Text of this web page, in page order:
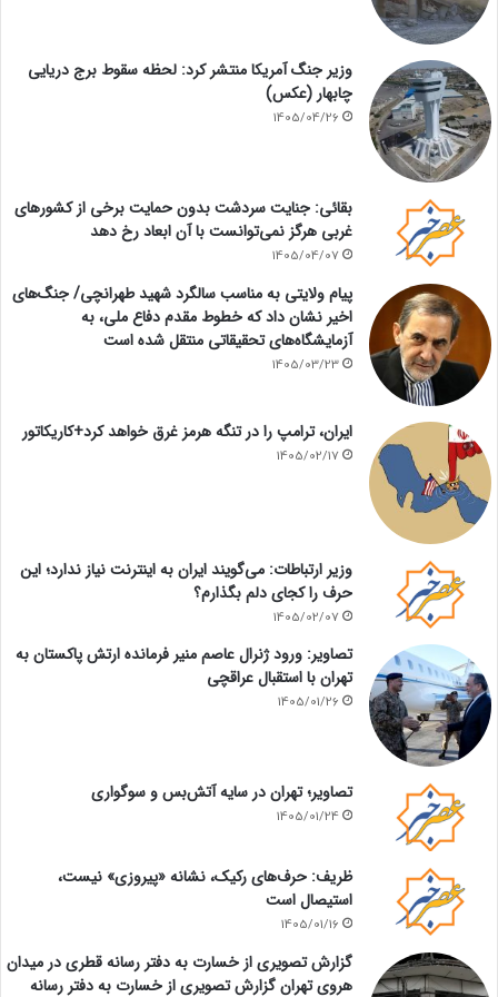
وزیر جنگ آمریکا منتشر کرد: لحظه سقوط برج دریایی
چابهار (عکس)
1405/04/26
بقائی: جنایت سردشت بدون حمایت برخی از کشورهای
غربی هرگز نمی‌توانست با آن ابعاد رخ دهد
1405/04/07
پیام ولایتی به مناسب سالگرد شهید طهرانچی/ جنگ‌های
اخیر نشان داد که خطوط مقدم دفاع ملی، به
آزمایشگاه‌های تحقیقاتی منتقل شده است
1405/03/23
ایران، ترامپ را در تنگه هرمز غرق خواهد کرد+کاریکاتور
1405/02/17
وزیر ارتباطات: می‌گویند ایران به اینترنت نیاز ندارد؛ این
حرف را کجای دلم بگذارم؟
1405/02/07
تصاویر: ورود ژنرال عاصم منیر فرمانده ارتش پاکستان به
تهران با استقبال عراقچی
1405/01/26
تصاویر؛ تهران در سایه آتش‌بس و سوگواری
1405/01/24
ظریف: حرف‌های رکیک، نشانه «پیروزی» نیست،
استیصال است
1405/01/16
گزارش تصویری از خسارت به دفتر رسانه قطری در میدان
هروی تهران گزارش تصویری از خسارت به دفتر رسانه